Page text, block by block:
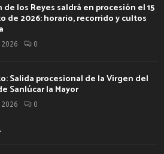
de los Reyes saldrá en procesión el 15
de 2026: horario, recorrido y cultos
0
Salida procesional de la Virgen del
Sanlúcar la Mayor
0